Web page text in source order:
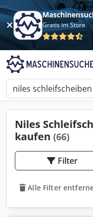
Gratis im Store
Niles
kaufen (66)
Filter
Alle Filter